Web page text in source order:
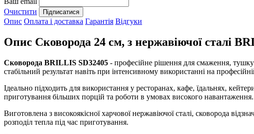
Очистити
Опис Оплата і доставка Гарантія Відгуки
Опис Сковорода 24 см, з нержавіючої сталі
Сковорода BRILLIS SD32405 - професійне рішення для смаження,
стабільний результат навіть при інтенсивному використанні на
Ідеально підходить для використання у ресторанах, кафе, їдальнях,
приготування більших порцій та роботи в умовах високого навантаження.
Виготовлена з високоякісної харчової нержавіючої сталі, сковорода
розподіл тепла під час приготування.